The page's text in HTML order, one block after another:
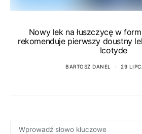
Nowy lek na łuszczycę w
rekomenduje pierwszy doustny
Icotyde
BARTOSZ DANEL 29
FOR: